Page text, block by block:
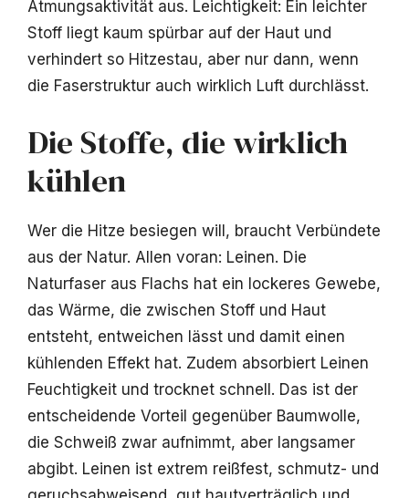
Atmungsaktivität aus. Leichtigkeit: Ein leichter
Stoff liegt kaum spürbar auf der Haut und
verhindert so Hitzestau, aber nur dann, wenn
die Faserstruktur auch wirklich Luft durchlässt.
Die Stoffe, die wirklich
kühlen
Wer die Hitze besiegen will, braucht Verbündete
aus der Natur. Allen voran: Leinen. Die
Naturfaser aus Flachs hat ein lockeres Gewebe,
das Wärme, die zwischen Stoff und Haut
entsteht, entweichen lässt und damit einen
kühlenden Effekt hat. Zudem absorbiert Leinen
Feuchtigkeit und trocknet schnell. Das ist der
entscheidende Vorteil gegenüber Baumwolle,
die Schweiß zwar aufnimmt, aber langsamer
abgibt. Leinen ist extrem reißfest, schmutz- und